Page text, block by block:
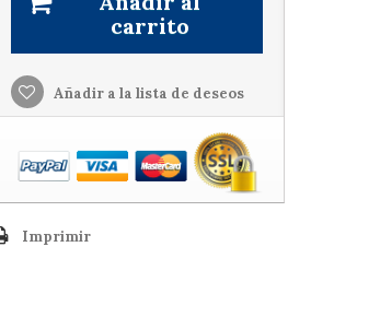
carrito
Añadir a la lista de deseos
Imprimir